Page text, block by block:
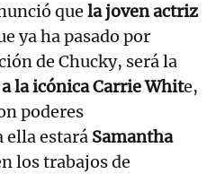
que la joven actriz
ya ha pasado por
de Chucky, será la
la icónica Carrie White,
poderes
ella estará Samantha
los trabajos de